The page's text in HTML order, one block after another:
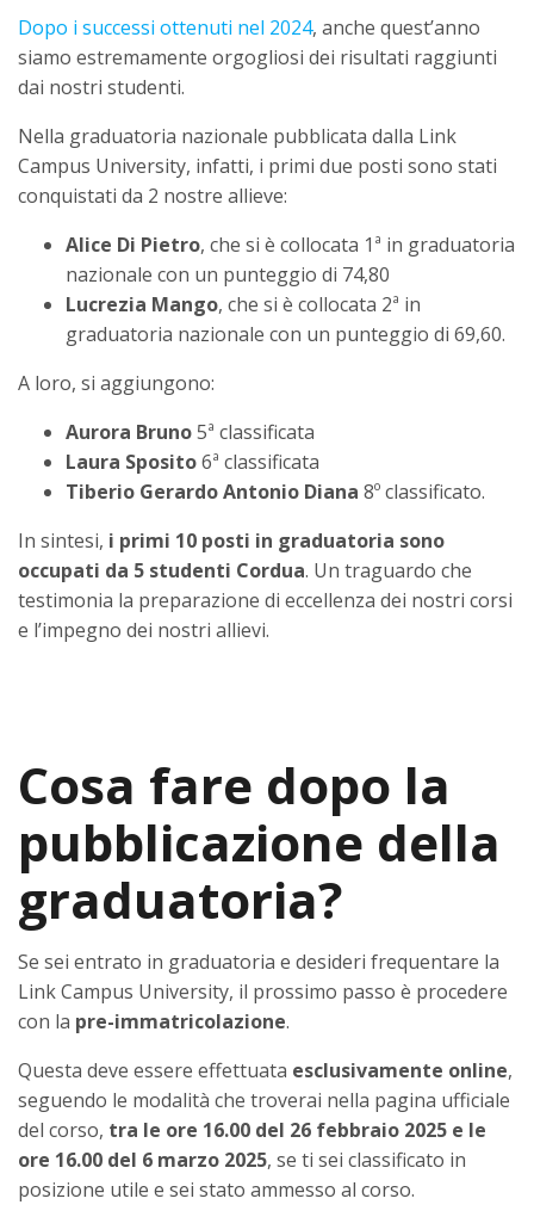
Dopo i successi ottenuti nel 2024, anche quest’anno
siamo estremamente orgogliosi dei risultati raggiunti
dai nostri studenti.
Nella graduatoria nazionale pubblicata dalla Link
Campus University, infatti, i primi due posti sono stati
conquistati da 2 nostre allieve:
Alice Di Pietro, che si è collocata 1ª in graduatoria
nazionale con un punteggio di 74,80
Lucrezia Mango, che si è collocata 2ª in
graduatoria nazionale con un punteggio di 69,60.
A loro, si aggiungono:
Aurora Bruno5ª classificata
Laura Sposito6ª classificata
Tiberio Gerardo Antonio Diana 8º classificato.
In sintesi, i primi 10 posti in graduatoria sono
occupati da 5 studenti Cordua. Un traguardo che
testimonia la preparazione di eccellenza dei nostri corsi
e l’impegno dei nostri allievi.
Cosa fare dopo la
pubblicazione della
graduatoria?
Se sei entrato in graduatoria e desideri frequentare la
Link Campus University, il prossimo passo è procedere
con la pre-immatricolazione.
Questa deve essere effettuata esclusivamente online,
seguendo le modalità che troverai nella pagina ufficiale
del corso, tra le ore 16.00 del 26 febbraio 2025 e le
ore 16.00 del 6 marzo 2025, se ti sei classificato in
posizione utile e sei stato ammesso al corso.